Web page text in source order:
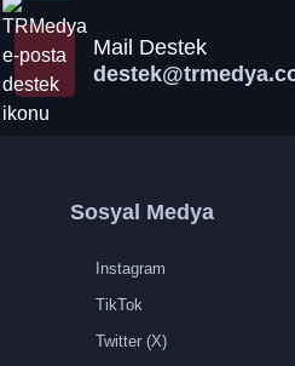
Mail Destek
Sosyal Medya
Instagram
TikTok
Twitter (X)